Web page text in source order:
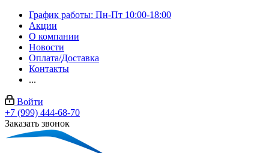
График работы: Пн-Пт 10:00-18:00
Акции
О компании
Новости
Оплата/Доставка
Контакты
...
Войти
+7 (999) 444-68-70
Заказать звонок